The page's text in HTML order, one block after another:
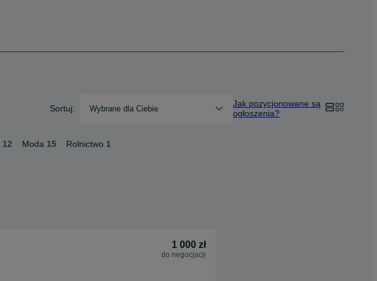
Sortuj: Wybrane dla Ciebie
Jak pozycjonowane są
ogłoszenia?
12 Moda 15 Rolnictwo 1
1 000 zł
do negocjacji